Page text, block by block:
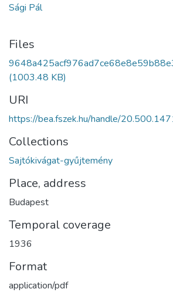
Sági Pál
Files
(1003.48 KB)
URI
https://bea.fszek.hu/handle/
Collections
Sajtókivágat-gyűjtemény
Place, address
Budapest
Temporal coverage
1936
Format
application/pdf